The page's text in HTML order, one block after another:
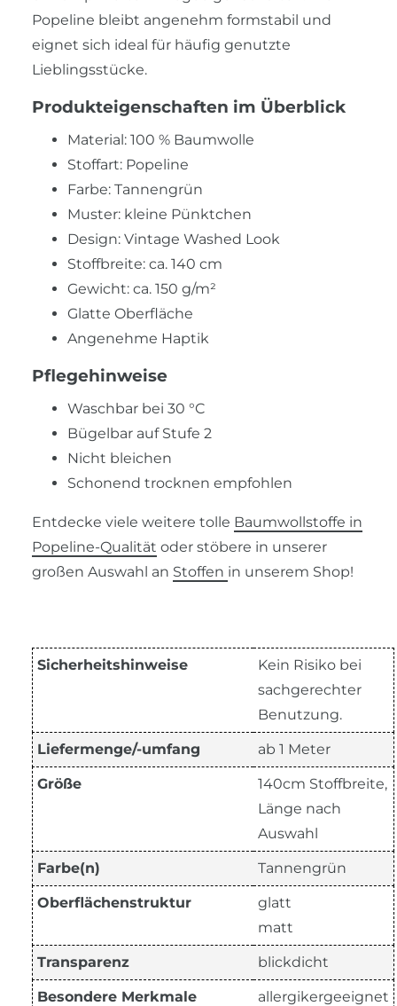
Popeline bleibt angenehm formstabil und
eignet sich ideal für häufig genutzte
Lieblingsstücke.
Produkteigenschaften im Überblick
Material: 100 % Baumwolle
Stoffart: Popeline
Farbe: Tannengrün
Muster: kleine Pünktchen
Design: Vintage Washed Look
Stoffbreite: ca. 140 cm
Gewicht: ca. 150 g/m²
Glatte Oberfläche
Angenehme Haptik
Pflegehinweise
Waschbar bei 30 °C
Bügelbar auf Stufe 2
Nicht bleichen
Schonend trocknen empfohlen
Entdecke viele weitere tolle Baumwollstoffe in
Popeline-Qualität oder stöbere in unserer
großen Auswahl an Stoffen in unserem Shop!
Sicherheitshinweise
Kein Risiko bei
sachgerechter
Benutzung.
Liefermenge/-umfang ab 1 Meter
Größe
140cm Stoffbreite,
Länge nach
Auswahl
Farbe(n) Tannengrün
Oberflächenstruktur
glatt
matt
Transparenz blickdicht
Besondere Merkmale
allergikergeeignet